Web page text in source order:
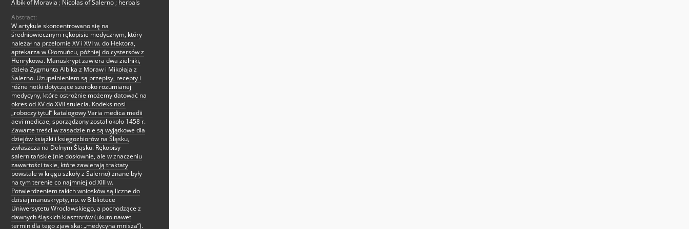
Albik of Moravia ; Nicolas of Salerno ; herbals
Abstract:
W artykule skoncentrowano się na
średniowiecznym rękopisie medycznym, który
należał na przełomie XV i XVI w. do Hektora,
aptekarza w Ołomuńcu, później do cystersów z
Henrykowa. Manuskrypt zawiera dwa zielniki,
dzieła Zygmunta Albika z Moraw i Mikołaja z
Salerno. Uzupełnieniem są przepisy, recepty i
różne notki dotyczące szeroko rozumianej
medycyny, które ostrożnie możemy datować na
okres od XV do XVII stulecia. Kodeks nosi
„roboczy tytuł” katalogowy Varia medica medii
aevi medicae, sporządzony został około 1458 r.
Zawarte treści w zasadzie nie są wyjątkowe dla
dziejów książki i księgozbiorów na Śląsku,
zwłaszcza na Dolnym Śląsku. Rękopisy
salernitańskie (nie dosłownie, ale w znaczeniu
zawartości takie, które zawierają traktaty
powstałe w kręgu szkoły z Salerno) znane były
na tym terenie co najmniej od XIII w.
Potwierdzeniem takich wniosków są liczne do
dzisiaj manuskrypty, np. w Bibliotece
Uniwersytetu Wrocławskiego, a pochodzące z
dawnych śląskich klasztorów (ukuto nawet
termin dla tego zjawiska: „medycyna mnisza”).